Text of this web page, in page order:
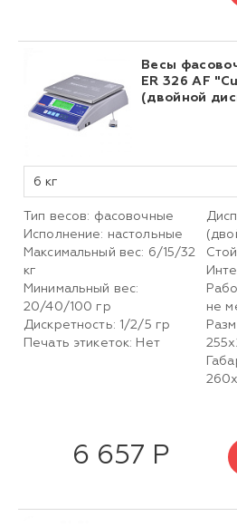
Весы
ER 326 AF
(двойной
6 кг
Тип весов: фасовочные
Исполнение: настольные
Максимальный вес: 6/15/32
кг
Минимальный вес:
20/40/100 гр
Дискретность: 1/2/5 гр
Печать этикеток: Нет
не
6 657 Р